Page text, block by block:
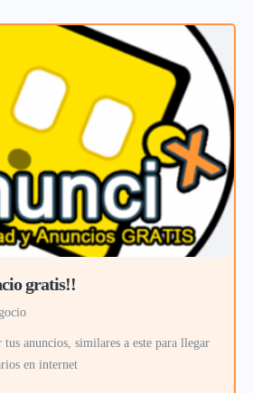
gratis!!
anuncios, similares a este para llegar
en internet